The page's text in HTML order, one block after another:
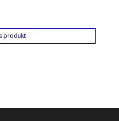
produkt